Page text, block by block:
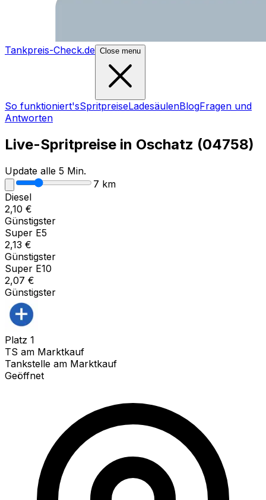
Tankpreis-Check.de Close menu
So funktioniert'sSpritpreiseLadesäulenBlogFragen und
Antworten
Live-Spritpreise in Oschatz (04758)
Update alle 5 Min.
7 km
Diesel
2,10 €
Günstigster
Super E5
2,13 €
Günstigster
Super E10
2,07 €
Günstigster
Platz 1
TS am Marktkauf
Tankstelle am Marktkauf
Geöffnet